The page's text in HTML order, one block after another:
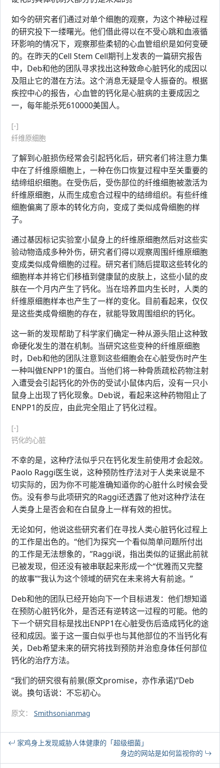
如今的研究者们通过对单个细胞的观察，为这个神秘过程
的研究投下一缕曙光。他们借此得以在不受心跳和血液循
环影响的情况下，观察那些柔韧的心血管组织是如何变硬
的。在昨天的Cell Stem Cell期刊上发表的一篇研究报告
中，Deb和他的团队寻求找出这种致命心脏钙化的成因以
及阻止它的潜在方法。这个消息无疑是令人振奋的。根据
疾控中心的报告，心血管的钙化是心脏病的主要成因之
一，每年能杀死610000美国人。
[-]
纤维原细胞
了解到心脏损伤经常会引起钙化后，研究者们将注意力集
中在了纤维原细胞上，一种在伤口恢复过程中至关重要的
结缔组织细胞。在受伤后，受伤部位的纤维细胞被激活为
纤维原细胞，从而生成愈合过程中的结缔组织。有些纤维
细胞偏离了原本的转化方向，变成了类似成骨细胞的样
子。
通过基因标记实验室小鼠身上的纤维原细胞然后对这些实
验动物造成多种外伤，研究者们得以观察周围纤维原细胞
变成类似成骨细胞的过程。研究者们随后提取这些转化的
细胞样本并将它们移植到健康鼠的皮肤上，这些小鼠的皮
肤在一个月内产生了钙化。当在培养皿内生长时，人类的
纤维原细胞样本也产生了一样的变化。目前看起来，仅仅
是这些类成骨细胞的存在，就能导致周围组织的钙化。
这一新的发现帮助了科学家们确定一种从源头阻止这种致
命硬化发生的潜在机制。当研究这些变种的纤维原细胞
时，Deb和他的团队注意到这些细胞会在心脏受伤时产生
一种叫做ENPP1的蛋白。当他们将一种骨质疏松药物注射
入遭受会引起钙化的外伤的受试小鼠体内后，没有一只小
鼠身上出现了钙化现象。Deb说，看起来这种药物阻止了
ENPP1的反应，由此完全阻止了钙化过程。
[-]
钙化的心脏
不幸的是，这种疗法似乎只在钙化发生前使用才会起效。
Paolo Raggi医生说，这种预防性疗法对于人类来说是不
切实际的，因为你不可能准确知道你的心脏什么时候会受
伤。没有参与此项研究的Raggi还透露了他对这种疗法在
人类身上是否会和在白鼠身上一样有效的担忧。
无论如何，他说这些研究者们在寻找人类心脏钙化过程上
的工作是出色的。“他们为探究一个看似简单问题所付出
的工作是无法想象的，”Raggi说，指出类似的证据此前就
已被发现，但还没有被串联起来形成一个“优雅而又完整
的故事”“我认为这个领域的研究在未来将大有前途。”
Deb和他的团队已经开始向下一个目标进发：他们想知道
在预防心脏钙化外，是否还有逆转这一过程的可能。他的
下一个研究目标是找出ENPP1在心脏受伤后造成钙化的途
径和成因。鉴于这一蛋白似乎也与其他部位的不当钙化有
关，Deb希望未来的研究将找到预防并治愈身体任何部位
钙化的治疗方法。
“我们的研究很有前景(原文promise，亦作承诺)”Deb
说。换句话说：不忘初心。
原文： Smithsonianmag
家鸡身上发现威胁人体健康的「超级细菌」
身边的网站是如何监视你的